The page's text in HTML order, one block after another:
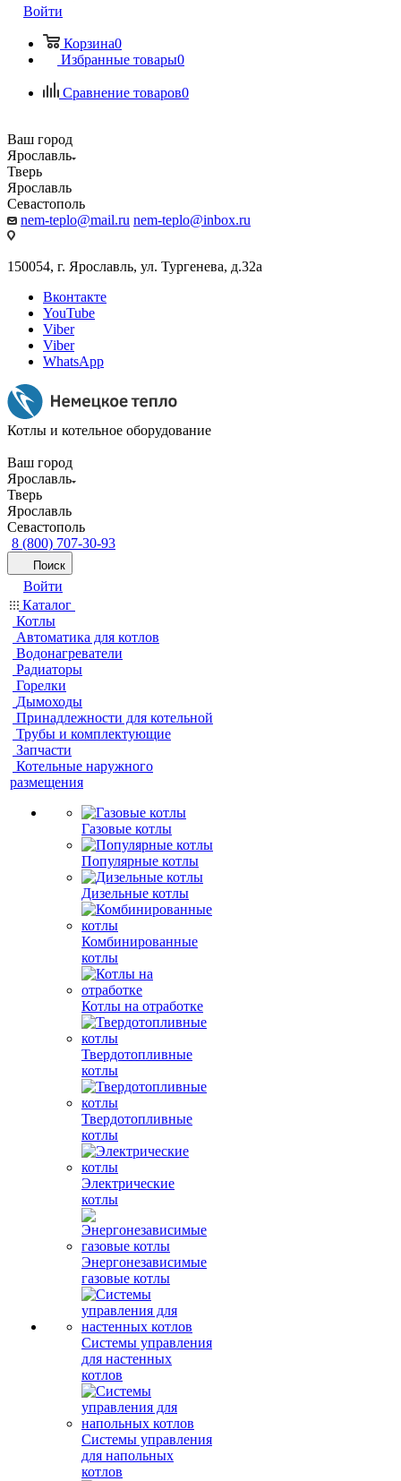
Войти
Корзина0
Избранные товары0
Сравнение товаров0
Ваш город
Ярославль
Тверь
Ярославль
Севастополь
nem-teplo@mail.ru nem-teplo@inbox.ru
150054, г. Ярославль, ул. Тургенева, д.32а
Вконтакте
YouTube
Viber
Viber
WhatsApp
Котлы и котельное оборудование
Ваш город
Ярославль
Тверь
Ярославль
Севастополь
8 (800) 707-30-93
Поиск
Войти
Каталог
Котлы
Автоматика для котлов
Водонагреватели
Радиаторы
Горелки
Дымоходы
Принадлежности для котельной
Трубы и комплектующие
Запчасти
Котельные наружного
размещения
Газовые котлы
Популярные котлы
Дизельные котлы
Комбинированные
котлы
Котлы на отработке
Твердотопливные
котлы
Твердотопливные
котлы
Электрические
котлы
Энергонезависимые
газовые котлы
Системы управления
для настенных
котлов
Системы управления
для напольных
котлов